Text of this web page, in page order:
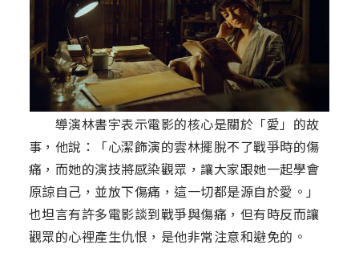
導演林書宇表示電影的核心是關於「愛」的故
事，他說：「心潔飾演的雲林擺脫不了戰爭時的傷
痛，而她的演技將感染觀眾，讓大家跟她一起學會
原諒自己，並放下傷痛，這一切都是源自於愛。」
也坦言有許多電影談到戰爭與傷痛，但有時反而讓
觀眾的心裡產生仇恨，是他非常注意和避免的。